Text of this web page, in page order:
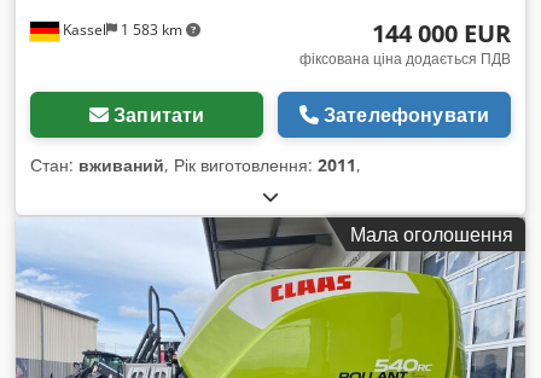
Kassel 1 583 km 144 000 EUR
фіксована ціна додається ПДВ
Запитати Зателефонувати
Стан: вживаний, Рік виготовлення: 2011,
Мала оголошення